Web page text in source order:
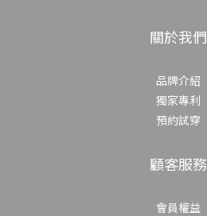
關於我們
品牌介紹
獨家專利
預約試穿
顧客服務
會員權益